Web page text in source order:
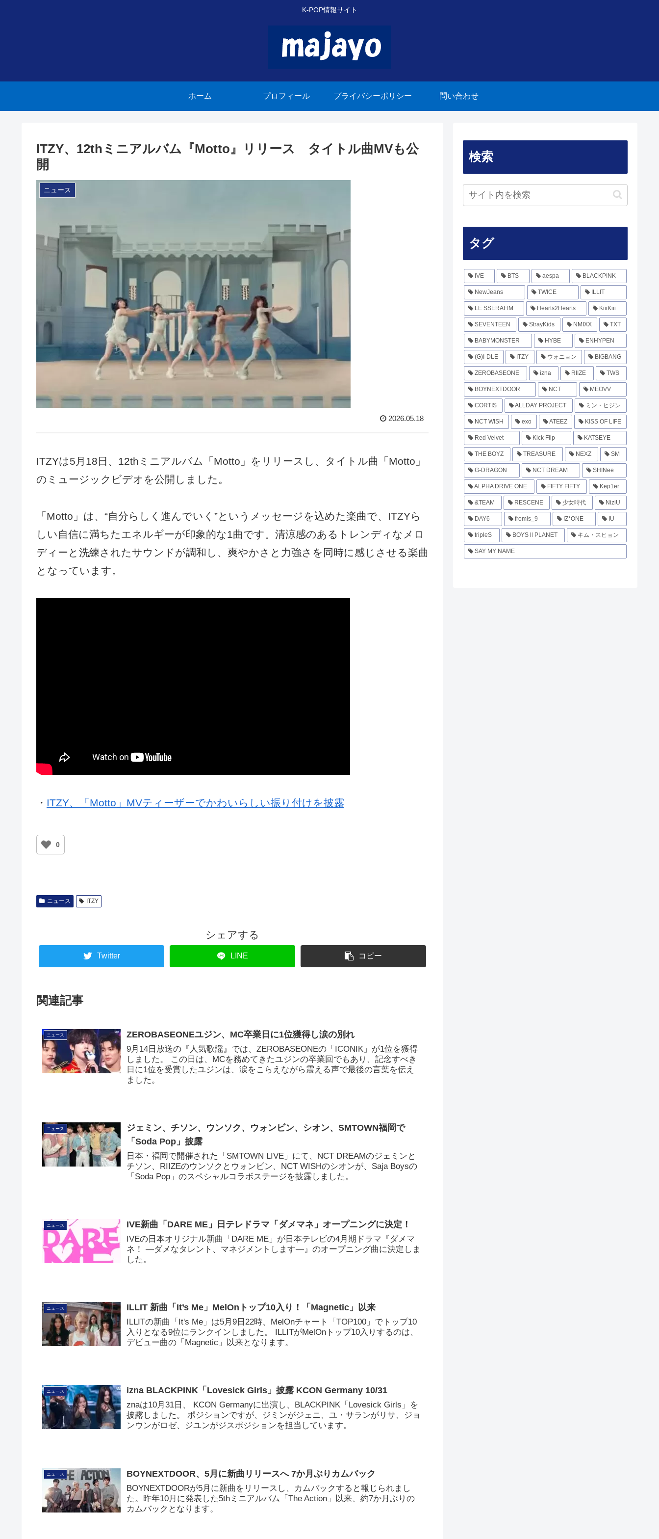
K-POP情報サイト
ホーム プロフィール プライバシーポリシー 問い合わせ
ITZY、12thミニアルバム『Motto』リリース タイトル曲MVも公
開
ニュース
2026.05.18
ITZYは5月18日、12thミニアルバム「Motto」をリリースし、タイトル曲「Motto」
のミュージックビデオを公開しました。
「Motto」は、“自分らしく進んでいく”というメッセージを込めた楽曲で、ITZYら
しい自信に満ちたエネルギーが印象的な1曲です。清涼感のあるトレンディなメロ
ディーと洗練されたサウンドが調和し、爽やかさと力強さを同時に感じさせる楽曲
となっています。
・ ITZY、「Motto」MVティーザーでかわいらしい振り付けを披露
0
ニュース ITZY
シェアする
Twitter LINE コピー
関連記事
ニュース ZEROBASEONEユジン、MC卒業日に1位獲得し涙の別れ
9月14日放送の『人気歌謡』では、ZEROBASEONEの「ICONIK」が1位を獲得
しました。 この日は、MCを務めてきたユジンの卒業回でもあり、記念すべき
日に1位を受賞したユジンは、涙をこらえながら震える声で最後の言葉を伝え
ました。
ニュース
ジェミン、チソン、ウンソク、ウォンビン、シオン、SMTOWN福岡で
「Soda Pop」披露
日本・福岡で開催された「SMTOWN LIVE」にて、NCT DREAMのジェミンと
チソン、RIIZEのウンソクとウォンビン、NCT WISHのシオンが、Saja Boysの
「Soda Pop」のスペシャルコラボステージを披露しました。
ニュース IVE新曲「DARE ME」日テレドラマ「ダメマネ」オープニングに決定！
IVEの日本オリジナル新曲「DARE ME」が日本テレビの4月期ドラマ『ダメマ
ネ！ ―ダメなタレント、マネジメントします―』のオープニング曲に決定しま
した。
ニュース ILLIT 新曲「It’s Me」MelOnトップ10入り！「Magnetic」以来
ILLITの新曲「It's Me」は5月9日22時、MelOnチャート「TOP100」でトップ10
入りとなる9位にランクインしました。 ILLITがMelOnトップ10入りするのは、
デビュー曲の「Magnetic」以来となります。
ニュース izna BLACKPINK「Lovesick Girls」披露 KCON Germany 10/31
znaは10月31日、 KCON Germanyに出演し、BLACKPINK「Lovesick Girls」を
披露しました。 ポジションですが、ジミンがジェニ、ユ・サランがリサ、ジョ
ンウンがロゼ、ジユンがジスポジションを担当しています。
ニュース BOYNEXTDOOR、5月に新曲リリースへ 7か月ぶりカムバック
BOYNEXTDOORが5月に新曲をリリースし、カムバックすると報じられまし
た。昨年10月に発表した5thミニアルバム「The Action」以来、約7か月ぶりの
カムバックとなります。
検索
タグ
IVE BTS aespa BLACKPINK
NewJeans TWICE ILLIT
LE SSERAFIM Hearts2Hearts KiiiKiii
SEVENTEEN StrayKids NMIXX TXT
BABYMONSTER HYBE ENHYPEN
(G)I-DLE ITZY ウォニョン BIGBANG
ZEROBASEONE izna RIIZE TWS
BOYNEXTDOOR NCT MEOVV
CORTIS ALLDAY PROJECT ミン・ヒジン
NCT WISH exo ATEEZ KISS OF LIFE
Red Velvet Kick Flip KATSEYE
THE BOYZ TREASURE NEXZ SM
G-DRAGON NCT DREAM SHINee
ALPHA DRIVE ONE FIFTY FIFTY Kep1er
&TEAM RESCENE 少女時代 NiziU
DAY6 fromis_9 IZ*ONE IU
tripleS BOYS ll PLANET キム・スヒョン
SAY MY NAME